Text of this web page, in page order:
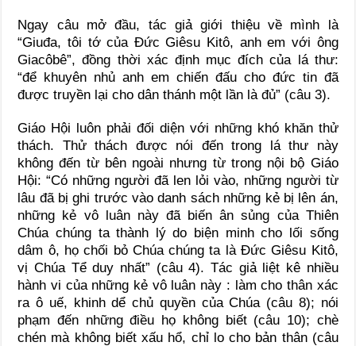
Ngay câu mở đầu, tác giả giới thiệu về mình là
“Giuđa, tôi tớ của Đức Giêsu Kitô, anh em với ông
Giacôbê”, đồng thời xác định mục đích của lá thư:
“để khuyên nhủ anh em chiến đấu cho đức tin đã
được truyền lại cho dân thánh một lần là đủ” (câu 3).
Giáo Hội luôn phải đối diện với những khó khăn thử
thách. Thử thách được nói đến trong lá thư này
không đến từ bên ngoài nhưng từ trong nội bộ Giáo
Hội: “Có những người đã len lỏi vào, những người từ
lâu đã bị ghi trước vào danh sách những kẻ bị lên án,
những kẻ vô luân này đã biến ân sủng của Thiên
Chúa chúng ta thành lý do biện minh cho lối sống
dâm ô, họ chối bỏ Chúa chúng ta là Đức Giêsu Kitô,
vị Chúa Tể duy nhất” (câu 4). Tác giả liệt kê nhiều
hành vi của những kẻ vô luân này : làm cho thân xác
ra ô uế, khinh dể chủ quyền của Chúa (câu 8); nói
phạm đến những điều họ không biết (câu 10); chè
chén mà không biết xấu hổ, chỉ lo cho bản thân (câu